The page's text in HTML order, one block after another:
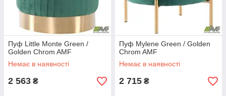
Пуф Little Monte Green /
Golden Chrom AMF
Немає в наявності
2 563 ₴
Пуф Mylene Green / Golden
Chrom AMF
Немає в наявності
2 715 ₴